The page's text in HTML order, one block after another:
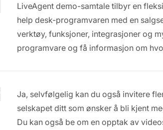
LiveAgent demo-samtale tilbyr en
help desk-programvaren med en
verktøy, funksjoner, integrasjoner og
programvare og få informasjon om
Ja, selvfølgelig kan du også invitere
selskapet ditt som ønsker å bli kjent
Du kan også be om en opptak av